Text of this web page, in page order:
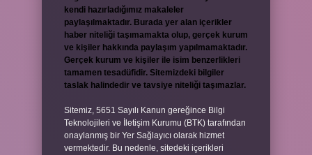
kendi hazırladığımız makaleler
paylaşılmaktadır. Burada yer alan içerikler
haber niteliği taşımamakta olup, gerçek kurum
ve kişiler hakkında paylaşım yapılmamaktadır.
Gerçek kurum ve kişiler ile isim benzerlikleri
tamamen tesadüfidir. Sitemizdeki bilgiler
taslak halindedir ve tavsiye niteliği taşımazlar.
Sitemiz, 5651 Sayılı Kanun gereğince Bilgi
Teknolojileri ve İletişim Kurumu (BTK) tarafından
onaylanmış bir Yer Sağlayıcı olarak hizmet
vermektedir. Bu nedenle, sitedeki içerikleri